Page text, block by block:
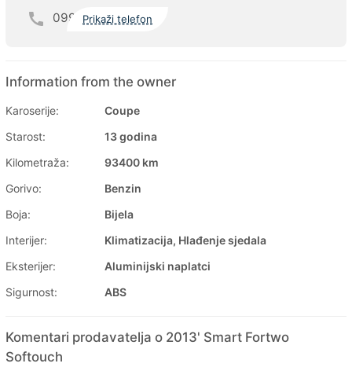
099 Prikaži telefon
Information from the owner
Karoserije:
Coupe
Starost:
13 godina
Kilometraža:
93400 km
Gorivo:
Benzin
Boja:
Bijela
Interijer:
Klimatizacija, Hlađenje sjedala
Eksterijer:
Aluminijski naplatci
Sigurnost:
ABS
Komentari prodavatelja o 2013' Smart Fortwo
Softouch